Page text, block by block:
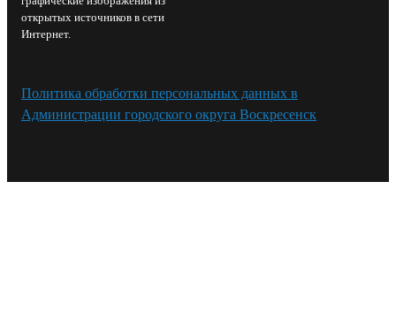
открытых источников в сети
Интернет.
Политика обработки персональных данных в
Администрации городского округа Воскресенск